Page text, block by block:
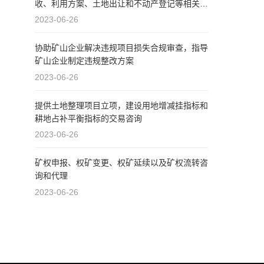
收、利用方案、土地出让和不动产登记等相关手
续的办理
2023-06-26
协助矿山企业解决违规项目损失合规审查，指导
矿山企业制定违规整改方案
2023-06-26
提供土地整理项目立项，建设用地增减挂指标和
耕地占补平衡指标的交易咨询
2023-06-26
矿权申报、权矿变更、权矿延续以及矿权流转咨
询和代理
2023-06-26